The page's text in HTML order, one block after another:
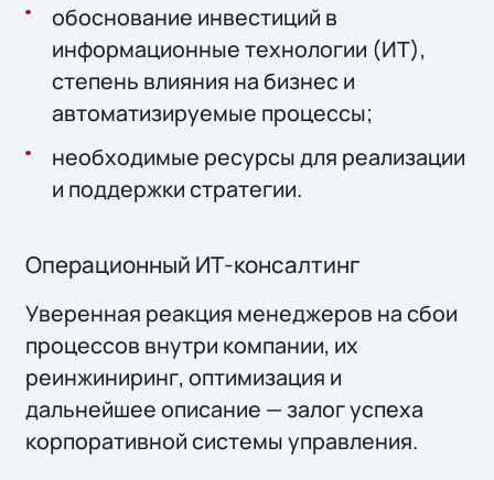
обоснование инвестиций в
информационные технологии (ИТ),
степень влияния на бизнес и
автоматизируемые процессы;
необходимые ресурсы для реализации
и поддержки стратегии.
Операционный ИТ-консалтинг
Уверенная реакция менеджеров на сбои
процессов внутри компании, их
реинжиниринг, оптимизация и
дальнейшее описание — залог успеха
корпоративной системы управления.